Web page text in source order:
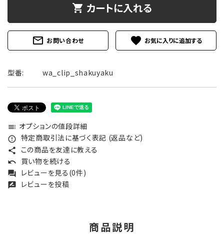
shopping_cart カートに入れる
mail_outline お問い合わせ favorite
型番: wa_clip_shakuyaku
toc オプションの値段詳細
error_outline 特定商取引法に基づく表記 (返品など)
share この商品を友達に教える
undo 買い物を続ける
forum レビューを見る(0件)
rate_review レビューを投稿
商品説明